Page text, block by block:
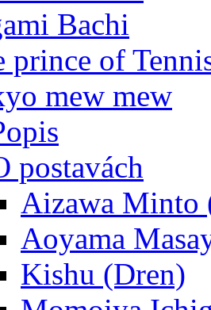
Bachi
prince of
mew mew
postavách
Aizawa Minto
Aoyama
Kishu (Dren)